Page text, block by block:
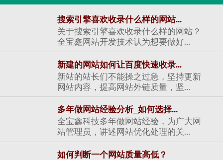
搜索引擎喜欢收录什么样的网站...
关于搜索引擎喜欢收录什么样的网站？
全宝鑫网站开发技术认为想要做好...
新建的网站如何让百度快速收录...
新站的站长们不能操之过急，坚持更新
网站内容，提高网站外链质量，坚...
多年做网站经验分析_如何选择...
全宝鑫科技多年做网站经验，为广大网
站管理员，讲述网站优化处理的关...
如何判断一个网站质量高低？